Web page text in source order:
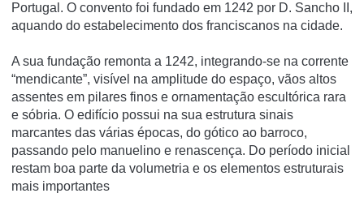
Portugal. O convento foi fundado em 1242 por D. Sancho II,
aquando do estabelecimento dos franciscanos na cidade.
A sua fundação remonta a 1242, integrando-se na corrente
“mendicante”, visível na amplitude do espaço, vãos altos
assentes em pilares finos e ornamentação escultórica rara
e sóbria. O edifício possui na sua estrutura sinais
marcantes das várias épocas, do gótico ao barroco,
passando pelo manuelino e renascença. Do período inicial
restam boa parte da volumetria e os elementos estruturais
mais importantes